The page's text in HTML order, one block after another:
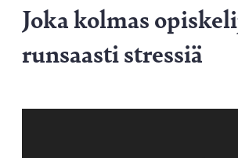
Joka kolmas
runsaasti stressiä